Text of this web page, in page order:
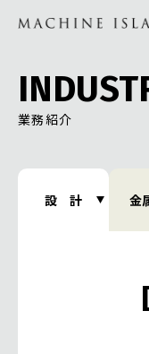
業務紹介
設 計 金